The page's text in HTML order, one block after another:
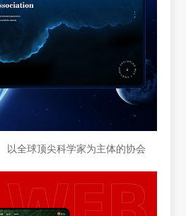
以全球顶尖科学家为主体的协会